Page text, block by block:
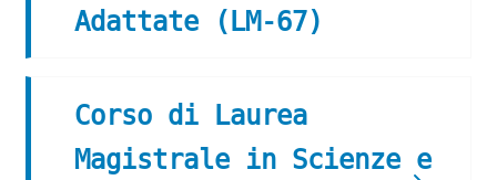
Adattate (LM-67)
Corso di Laurea
Magistrale in Scienze e